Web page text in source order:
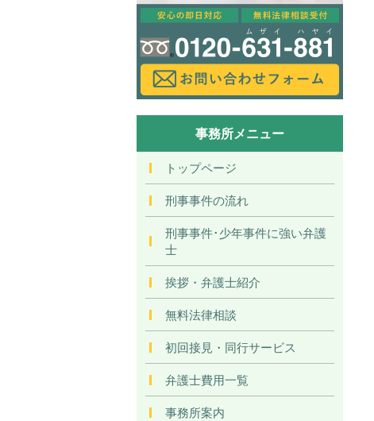
事務所メニュー
トップページ
刑事事件の流れ
刑事事件･少年事件に強い弁護
士
挨拶・弁護士紹介
無料法律相談
初回接見・同行サービス
弁護士費用一覧
事務所案内